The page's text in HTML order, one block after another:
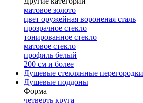
матовое золото
цвет оружейная вороненая сталь
прозрачное стекло
тонированное стекло
матовое стекло
профиль белый
200 см и более
Душевые стеклянные перегородки
Душевые поддоны
Форма
четверть круга